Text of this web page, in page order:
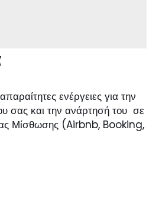
ενέργειες για την
σας και την ανάρτησή του σε
Μίσθωσης (Airbnb, Booking,